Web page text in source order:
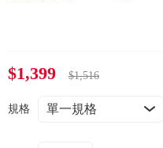
常見問題
折價券、紅利說明
$1,399 $1,516
規格